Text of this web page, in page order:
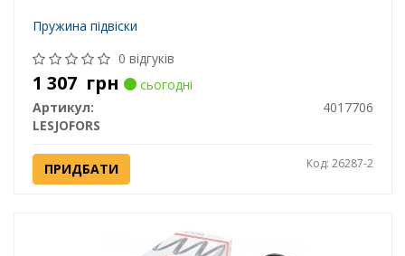
Пружина підвіски
0 відгуків
1 307 грн
сьогодні
Артикул:
4017706
LESJOFORS
ПРИДБАТИ Код: 26287-2